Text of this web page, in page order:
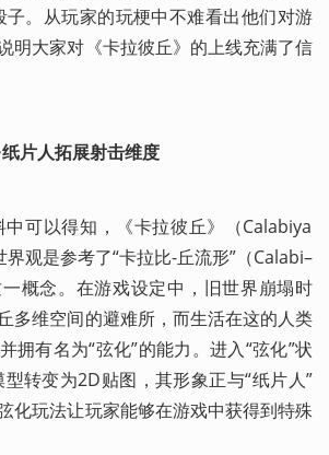
子。从玩家的玩梗中不难看出他们对游
明大家对《卡拉彼丘》的上线充满了信
片人拓展射击维度
观是参考了“卡拉比-丘流形”（Calabi–
概念。在游戏设定中，旧世界崩塌时
多维空间的避难所，而生活在这的人类
拥有名为“弦化”的能力。进入“弦化”状
转变为2D贴图，其形象正与“纸片人”
化玩法让玩家能够在游戏中获得到特殊